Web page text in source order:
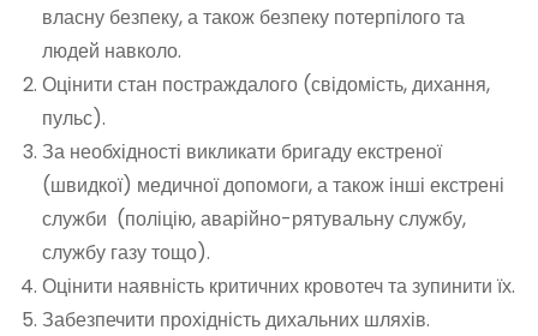
власну безпеку, а також безпеку потерпілого та
людей навколо.
Оцінити стан постраждалого (свідомість, дихання,
пульс).
За необхідності викликати бригаду екстреної
(швидкої) медичної допомоги, а також інші екстрені
служби (поліцію, аварійно-рятувальну службу,
службу газу тощо).
Оцінити наявність критичних кровотеч та зупинити їх.
Забезпечити прохідність дихальних шляхів.